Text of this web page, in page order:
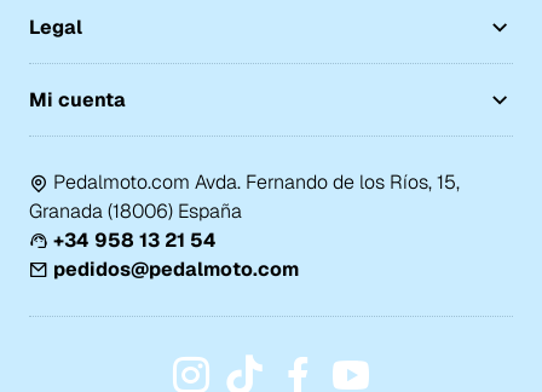
Legal
Mi cuenta
Pedalmoto.com Avda. Fernando de los Ríos, 15,
Granada (18006) España
+34 958 13 21 54
pedidos@pedalmoto.com